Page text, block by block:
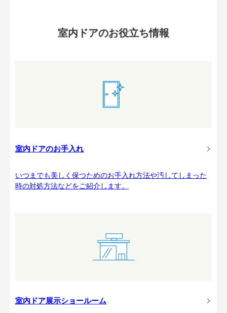
室内ドアのお役立ち情報
室内ドアのお手入れ
いつまでも美しく保つためのお手入れ方法や汚してしまった
時の対処方法などをご紹介します。
室内ドア展示ショールーム